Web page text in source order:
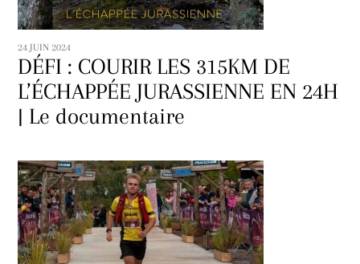
24 JUIN 2024
DÉFI : COURIR LES 315KM DE
L’ÉCHAPPÉE JURASSIENNE EN 24H
| Le documentaire